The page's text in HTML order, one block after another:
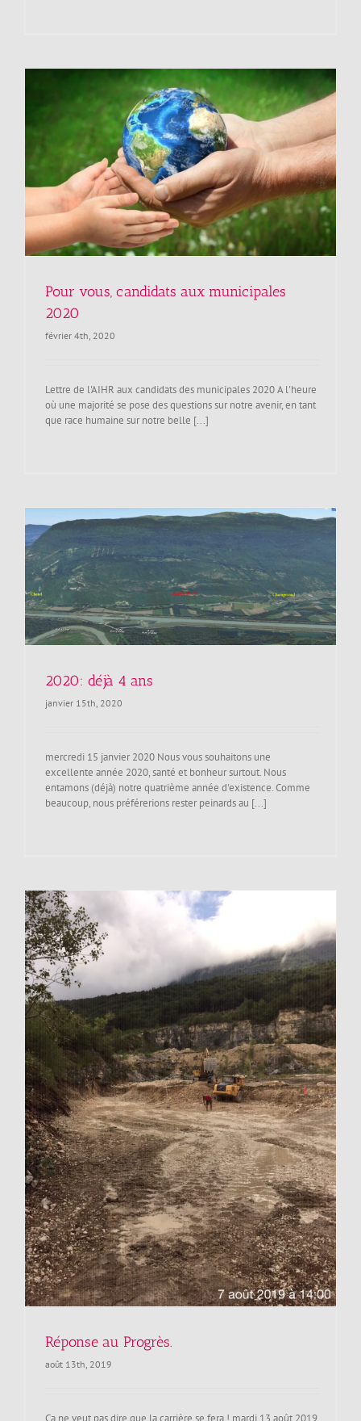
Pour vous, candidats aux municipales
2020
février 4th, 2020
Lettre de l'AIHR aux candidats des municipales 2020 A l'heure
où une majorité se pose des questions sur notre avenir, en tant
que race humaine sur notre belle [...]
2020: déjà 4 ans
janvier 15th, 2020
mercredi 15 janvier 2020 Nous vous souhaitons une
excellente année 2020, santé et bonheur surtout. Nous
entamons (déjà) notre quatrième année d'existence. Comme
beaucoup, nous préférerions rester peinards au [...]
Réponse au Progrès.
août 13th, 2019
Ça ne veut pas dire que la carrière se fera ! mardi 13 août 2019